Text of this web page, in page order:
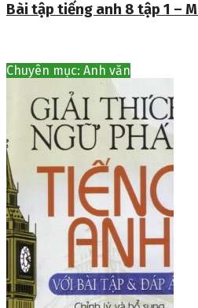
Bài tập tiếng anh 8 tập 1 –
Chuyên mục: Anh văn